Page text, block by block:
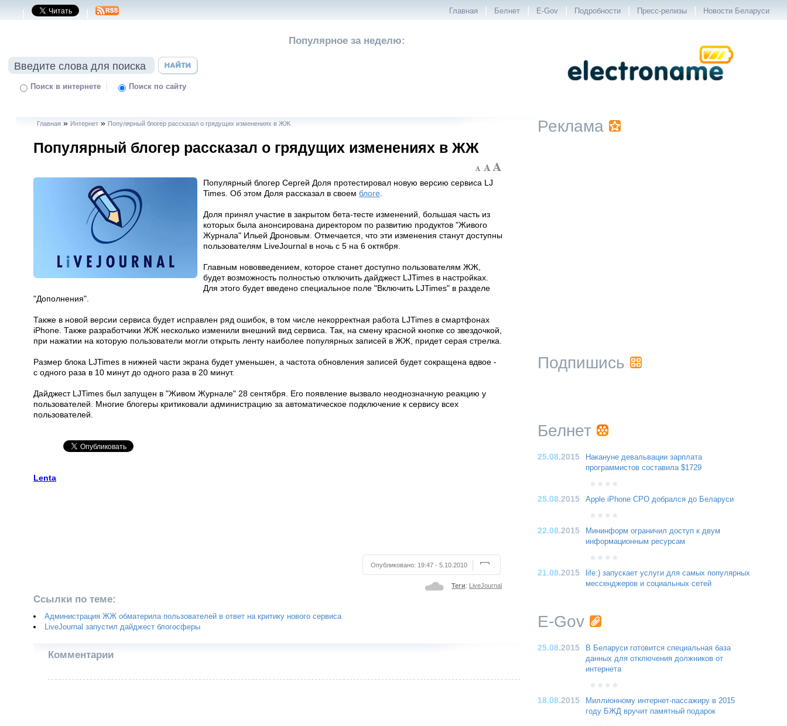
| | Главная | Белнет | E-Gov | Подробности | Пресс-релизы | Новости Беларуси
Поиск в интернете | Поиск по сайту
Популярное за неделю:
Главная » Интернет» Популярный блогер рассказал о грядущих изменениях в ЖЖ
Популярный блогер рассказал о грядущих изменениях в ЖЖ
Популярный блогер Сергей Доля протестировал новую версию сервиса LJ
Times. Об этом Доля рассказал в своем блоге
Доля принял участие в закрытом бета-тесте изменений, большая часть из
которых была анонсирована директором по развитию продуктов "Живого
Журнала" Ильей Дроновым. Отмечается, что эти изменения станут доступны
пользователям LiveJournal в ночь с 5 на 6 октября.
Главным нововведением, которое станет доступно пользователям ЖЖ,
будет возможность полностью отключить дайджест LJTimes в настройках.
Для этого будет введено специальное поле "Включить LJTimes" в разделе
"Дополнения".
Также в новой версии сервиса будет исправлен ряд ошибок, в том числе некорректная работа LJTimes в смартфонах
iPhone. Также разработчики ЖЖ несколько изменили внешний вид сервиса. Так, на смену красной кнопке со звездочкой,
при нажатии на которую пользователи могли открыть ленту наиболее популярных записей в ЖЖ, придет серая стрелка.
Размер блока LJTimes в нижней части экрана будет уменьшен, а частота обновления записей будет сокращена вдвое -
с одного раза в 10 минут до одного раза в 20 минут.
Дайджест LJTimes был запущен в "Живом Журнале" 28 сентября. Его появление вызвало неоднозначную реакцию у
пользователей. Многие блогеры критиковали администрацию за автоматическое подключение к сервису всех
пользователей.
Lenta
Опубликовано: 19:47 - 5.10.2010
Теги: LiveJournal
Ссылки по теме:
Администрация ЖЖ обматерила пользователей в ответ на критику нового сервиса
LiveJournal запустил дайджест блогосферы
Комментарии
Реклама
Подпишись
Белнет
25.08.2015
Накануне девальвации зарплата
программистов составила $1729
25.08.2015 Apple iPhone CPO добрался до Беларуси
22.08.2015
Мининформ ограничил доступ к двум
информационным ресурсам
21.08.2015
life:) запускает услуги для самых популярных
мессенджеров и социальных сетей
E-Gov
25.08.2015
В Беларуси готовится специальная база
данных для отключения должников от
интернета
18.08.2015
Миллионному интернет-пассажиру в 2015
году БЖД вручит памятный подарок